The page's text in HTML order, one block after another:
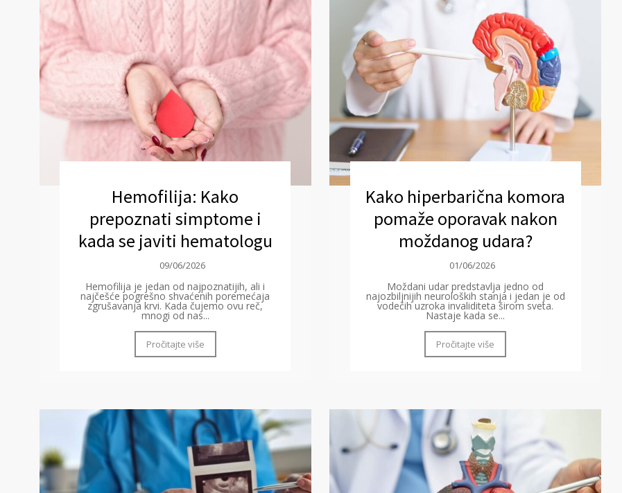
Hemofilija: Kako
prepoznati simptome i
kada se javiti hematologu
09/06/2026
Hemofilija je jedan od najpoznatijih, ali i
najčešće pogrešno shvaćenih poremećaja
zgrušavanja krvi. Kada čujemo ovu reč,
mnogi od nas...
Pročitajte više
Kako hiperbarična komora
pomaže oporavak nakon
moždanog udara?
01/06/2026
Moždani udar predstavlja jedno od
najozbiljnijih neuroloških stanja i jedan je od
vodećih uzroka invaliditeta širom sveta.
Nastaje kada se...
Pročitajte više